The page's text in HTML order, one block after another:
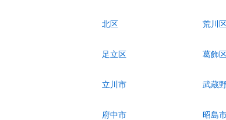
北区 荒川
足立区 葛飾
立川市 武蔵
府中市 昭島